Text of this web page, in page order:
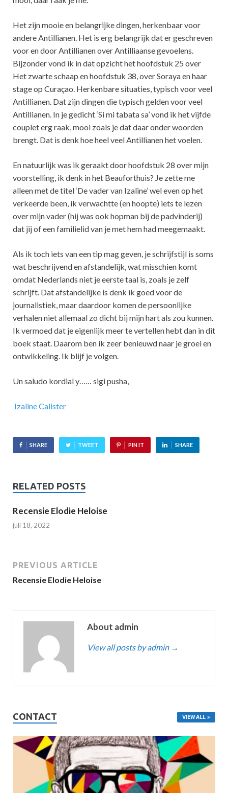
Het zijn mooie en belangrijke dingen, herkenbaar voor
andere Antillianen. Het is erg belangrijk dat er geschreven
voor en door Antillianen over Antilliaanse gevoelens.
Bijzonder vond ik in dat opzicht het hoofdstuk 25 over
Het zwarte schaap en hoofdstuk 38, over Soraya en haar
stage op Curaçao. Herkenbare situaties, typisch voor veel
Antillianen. Dat zijn dingen die typisch gelden voor veel
Antillianen. In je gedicht ‘Si mi tabata sa’ vond ik het vijfde
couplet erg raak, mooi zoals je dat daar onder woorden
brengt. Dat is denk hoe heel veel Antillianen het voelen.
En natuurlijk was ik geraakt door hoofdstuk 28 over mijn
voorstelling, ik denk in het Beauforthuis? Je zette me
alleen met de titel ‘De vader van Izaline’ wel even op het
verkeerde been, ik verwachtte (en hoopte) iets te lezen
over mijn vader (hij was ook hopman bij de padvinderij)
dat jij of een familielid van je met hem had meegemaakt.
Als ik toch iets van een tip mag geven, je schrijfstijl is soms
wat beschrijvend en afstandelijk, wat misschien komt
omdat Nederlands niet je eerste taal is, zoals je zelf
schrijft. Dat afstandelijke is denk ik goed voor de
journalistiek, maar daardoor komen de persoonlijke
verhalen niet allemaal zo dicht bij mijn hart als zou kunnen.
Ik vermoed dat je eigenlijk meer te vertellen hebt dan in dit
boek staat. Daarom ben ik zeer benieuwd naar je groei en
ontwikkeling. Ik blijf je volgen.
Un saludo kordial y…… sigi pusha,
Izaline Calister
SHARE TWEET PIN IT SHARE
RELATED POSTS
Recensie Elodie Heloise
juli 18, 2022
PREVIOUS ARTICLE
Recensie Elodie Heloise
About admin
View all posts by admin →
CONTACT VIEW ALL